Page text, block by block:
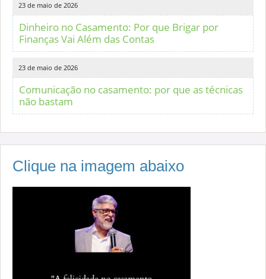
Dinheiro no Casamento: Por que Brigar por
Finanças Vai Além das Contas
23 de maio de 2026
Comunicação no casamento: por que as técnicas
não bastam
23 de maio de 2026
Clique na imagem abaixo